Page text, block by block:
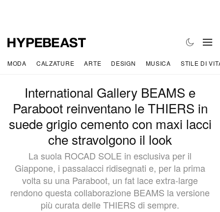
MODA CALZATURE ARTE DESIGN MUSICA STILE DI
International Gallery BEAMS e
Paraboot reinventano le THIERS in
suede grigio cemento con maxi lacci
che stravolgono il look
La suola ROCAD SOLE in esclusiva per il
Giappone, i passalacci ridisegnati e, per la prima
volta su una Paraboot, un fat lace extra-large
rendono questa collaborazione BEAMS la versione
più curata delle THIERS di sempre.